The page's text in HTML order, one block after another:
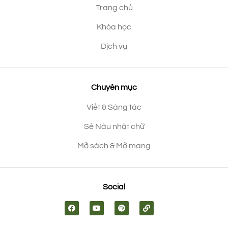
Trang chủ
Khóa học
Dịch vụ
Chuyên mục
Viết & Sáng tác
Sẻ Nâu nhặt chữ
Mở sách & Mở mang
Social